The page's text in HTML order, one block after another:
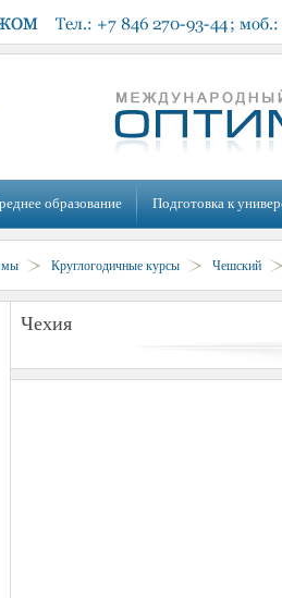
образование Подготовка к
Круглогодичные курсы Чешский
Чехия